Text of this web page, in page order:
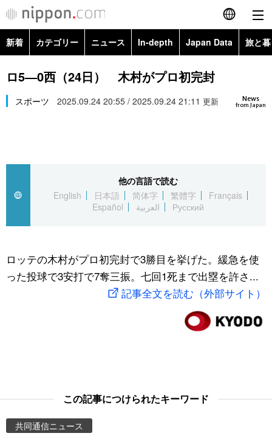
English
简体字
繁體字
العربية
社会
スポーツ・東京2020
旅と暮らし
Images
新着 カテゴリー ニュース In-depth Japan Data 旅と
政治・外交
経済・ビジネス
社会
文化
科学・技術
暮らし
Images
お知らせ
ロ5―0西（24日） 木村がプロ初完封
News
from Japan
スポーツ 2025.09.24 20:55 / 2025.09.24 21:11 更新
他の言語で読む
English
日本語 简体字 繁體字
Français
Español
العربية Русский
ロッテの木村がプロ初完封で3勝目を挙げた。緩急を使
った投球で3安打で7奪三振。七回1死まで出塁を許さ...
記事全文を読む（外部サイト）
この記事につけられたキーワード
共同通信ニュース